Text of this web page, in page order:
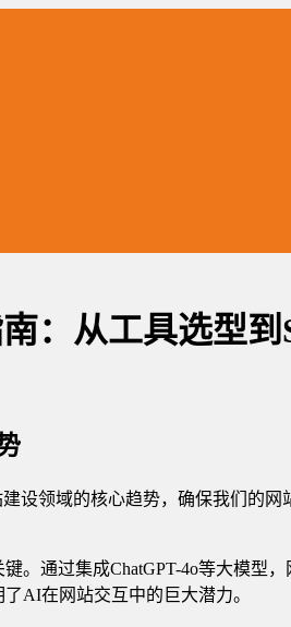
：从工具选型到
设领域的核心趋势，确保我们的
键。通过集成ChatGPT-4o等大模型
AI在网站交互中的巨大潜力。